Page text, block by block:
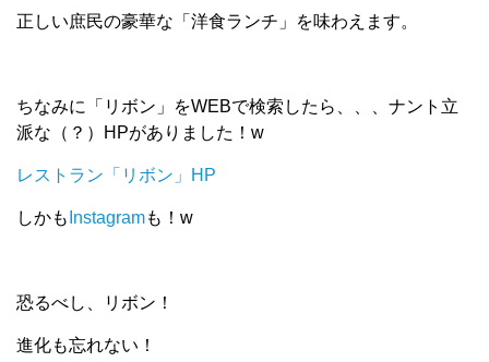
正しい庶民の豪華な「洋食ランチ」を味わえます。
ちなみに「リボン」をWEBで検索したら、、、ナント立
派な（？）HPがありました！w
レストラン「リボン」HP
しかも Instagramも！w
恐るべし、リボン！
進化も忘れない！